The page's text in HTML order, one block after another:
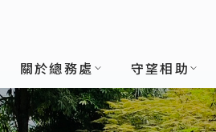
關於總務處 守望相助